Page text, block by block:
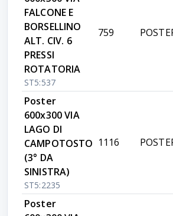
FALCONE E
BORSELLINO
ALT. CIV. 6
PRESSI
ROTATORIA
ST5:537
759
Poster
600x300 VIA
LAGO DI
CAMPOTOSTO
(3° DA
SINISTRA)
ST5:2235
1116
Poster